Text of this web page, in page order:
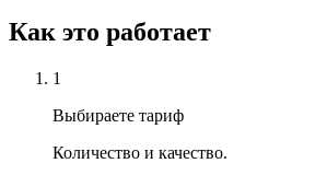
Как это работает
1
Выбираете тариф
Количество и качество.